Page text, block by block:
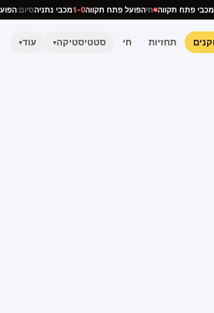
מכבי פתח תקווה חיהפועל פתח תקווה0–1 מכבי נתניהסיום:
תחזיות חי סטטיסטיקה▾ עוד▾